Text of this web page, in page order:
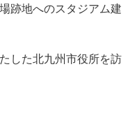
跡地へのスタジアム建
した北九州市役所を訪